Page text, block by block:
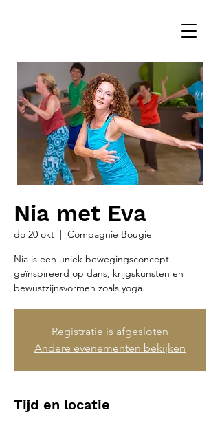
Nia met Eva
do 20 okt
  |
Compagnie Bougie
Nia is een uniek bewegingsconcept
geïnspireerd op dans, krijgskunsten en
bewustzijnsvormen zoals yoga.
Registratie is afgesloten
Andere evenementen bekijken
Tijd en locatie